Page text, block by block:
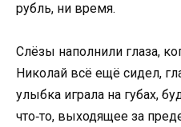
рубль, ни время.
Слёзы наполнили глаза,
Николай всё ещё сидел,
улыбка играла на губах,
что‑то, выходящее за